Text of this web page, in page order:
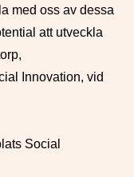
med oss av dessa
att utveckla
Innovation, vid
Social